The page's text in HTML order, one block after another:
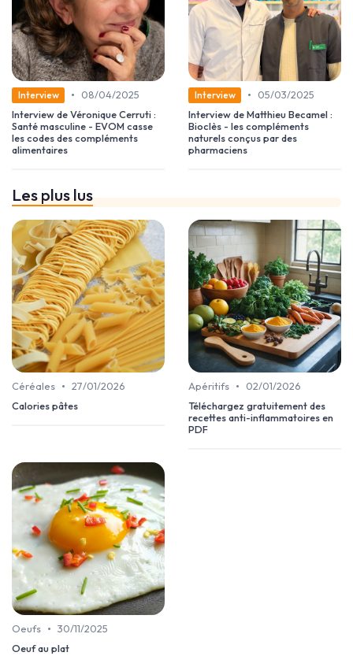
Interview •
08/04/2025
Interview de Véronique Cerruti :
Santé masculine - EVOM casse
les codes des compléments
alimentaires
Interview •
05/03/2025
Interview de Matthieu Becamel :
Bioclès - les compléments
naturels conçus par des
pharmaciens
Les plus lus
Céréales • 27/01/2026
Calories pâtes
Apéritifs •
02/01/2026
Téléchargez gratuitement des
recettes anti-inflammatoires en
PDF
Oeufs • 30/11/2025
Oeuf au plat